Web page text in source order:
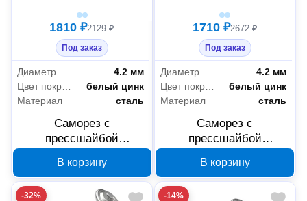
1810 ₽2129 ₽
Под заказ
Диаметр
4.2 мм
белый цинк
Материал
сталь
Саморез с
прессшайбой
ГОСТ 4,2x16 1000 шт
PR17.00325
В корзину
1710 ₽2672 ₽
Под заказ
Диаметр
4.2 мм
Цвет покрытия
белый цинк
Материал
сталь
Саморез с
прессшайбой
ГОСТ 4,2x13 1000 шт
PR17.00319
В корзину
-32% -14%